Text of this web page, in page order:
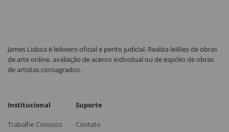
James Lisboa é leiloeiro oficial e perito judicial. Realiza leilões de obras
de arte online, avaliação de acervo individual ou de espólio de obras
de artistas consagrados.
Institucional
Trabalhe Conosco
Suporte
Contato